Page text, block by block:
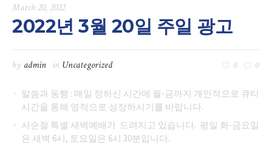
March 20, 2022
2022년 3월 20일 주일 광고
by admin in Uncategorized 0 0
말씀과 동행 : 매일 정하신 시간에 월-금까지 개인적으로 큐티
시간을 통해 영적으로 성장하시기를 바랍니다.
사순절 특별 새벽예배가 드려지고 있습니다. 평일 화-금요일
은 새벽 6시, 토요일은 6시 30분입니다.